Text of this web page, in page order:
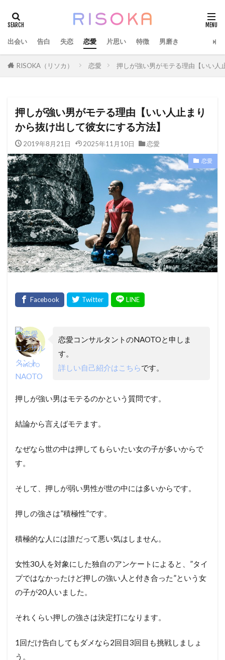
出会い 告白 失恋 恋愛 片思い 特徴 男磨き
RISOKA（リソカ） 恋愛 押しが強い男がモテる理由【いい人
押しが強い男がモテる理由【いい人止まり
から抜け出して彼女にする方法】
2019年8月21日 2025年11月10日 恋愛
恋愛
NAOTO
恋愛コンサルタントのNAOTOと申しま
す。
詳しい自己紹介はこちらです。
押しが強い男はモテるのかという質問です。
結論から言えばモテます。
なぜなら世の中は押してもらいたい女の子が多いからで
す。
そして、押しが弱い男性が世の中には多いからです。
押しの強さは”積極性”です。
積極的な人には誰だって悪い気はしません。
女性30人を対象にした独自のアンケートによると、”タイ
プではなかったけど押しの強い人と付き合った”という女
の子が20人いました。
それくらい押しの強さは決定打になります。
1回だけ告白してもダメなら2回目3回目も挑戦しましょ
う。